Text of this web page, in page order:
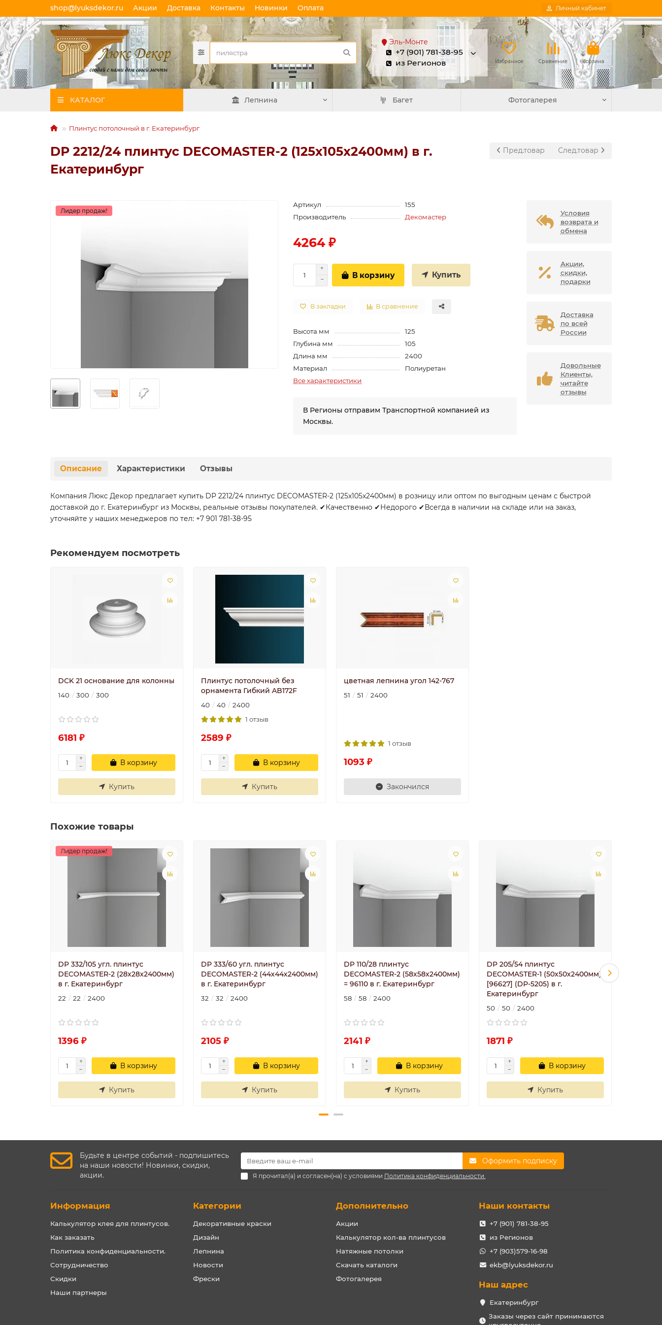
shop@lyuksdekor.ru Акции Доставка Контакты Новинки Оплата Личный кабинет
Эль-Монте
+7 (901) 781-38-95
из Регионов
Избранное Сравнение Корзина
КАТАЛОГ Лепнина Багет Фотогалерея
Плинтус потолочный в г. Екатеринбург
Пред.товар След.товар
DP 2212/24 плинтус DECOMASTER-2 (125х105x2400мм) в г.
Екатеринбург
Лидер продаж!
Артикул
155
Производитель
Декомастер
4264 ₽
В корзину Купить
В закладки В сравнение
Высота мм
125
Глубина мм
105
Длина мм
2400
Материал
Полиуретан
Все характеристики
В Регионы отправим Транспортной компанией из
Москвы.
Условия
возврата и
обмена
Акции,
скидки,
подарки
Доставка
по всей
России
Довольные
Клиенты,
читайте
отзывы
Описание Характеристики Отзывы
Компания Люкс Декор предлагает купить DP 2212/24 плинтус DECOMASTER-2 (125х105x2400мм) в розницу или оптом по выгодным ценам с быстрой
доставкой до г. Екатеринбург из Москвы, реальные отзывы покупателей. ✔Качественно ✔Недорого ✔Всегда в наличии на складе или на заказ,
уточняйте у наших менеджеров по тел: +7 901 781-38-95
Рекомендуем посмотреть
DCK 21 основание для колонны
140 300 300
6181 ₽
В корзину
Купить
Плинтус потолочный без
орнамента Гибкий AB172F
40 40
2400
1 отзыв
2589 ₽
В корзину
Купить
цветная лепнина угол 142-767
51 51 2400
1 отзыв
1093 ₽
Закончился
Похожие товары
Лидер продаж!
DP 332/105 угл. плинтус
DECOMASTER-2 (28х28x2400мм)
в г. Екатеринбург
22 22 2400
1396 ₽
В корзину
Купить
DP 333/60 угл. плинтус
DECOMASTER-2 (44х44х2400мм)
в г. Екатеринбург
32 32 2400
2105 ₽
В корзину
Купить
DP 110/28 плинтус
DECOMASTER-2 (58х58х2400мм)
= 96110 в г. Екатеринбург
58 58 2400
2141 ₽
В корзину
Купить
DP 205/54 плинтус
DECOMASTER-1 (50х50х2400мм)
[96627] (DP-5205) в г.
Екатеринбург
50 50 2400
1871 ₽
В корзину
Купить
Будьте в центре событий - подпишитесь
на наши новости! Новинки, скидки,
акции.
Оформить подписку
Я прочитал(а) и согласен(на) с условиями Политика конфиденциальности.
Информация
Калькулятор клея для плинтусов.
Как заказать
Политика конфиденциальности.
Сотрудничество
Скидки
Наши партнеры
Категории
Декоративные краски
Дизайн
Лепнина
Новости
Фрески
Дополнительно
Акции
Калькулятор кол-ва плинтусов
Натяжные потолки
Скачать каталоги
Фотогалерея
Наши контакты
+7 (901) 781-38-95
из Регионов
+7 (903)579-16-98
ekb@lyuksdekor.ru
Наш адрес
Екатеринбург
Заказы через сайт принимаются